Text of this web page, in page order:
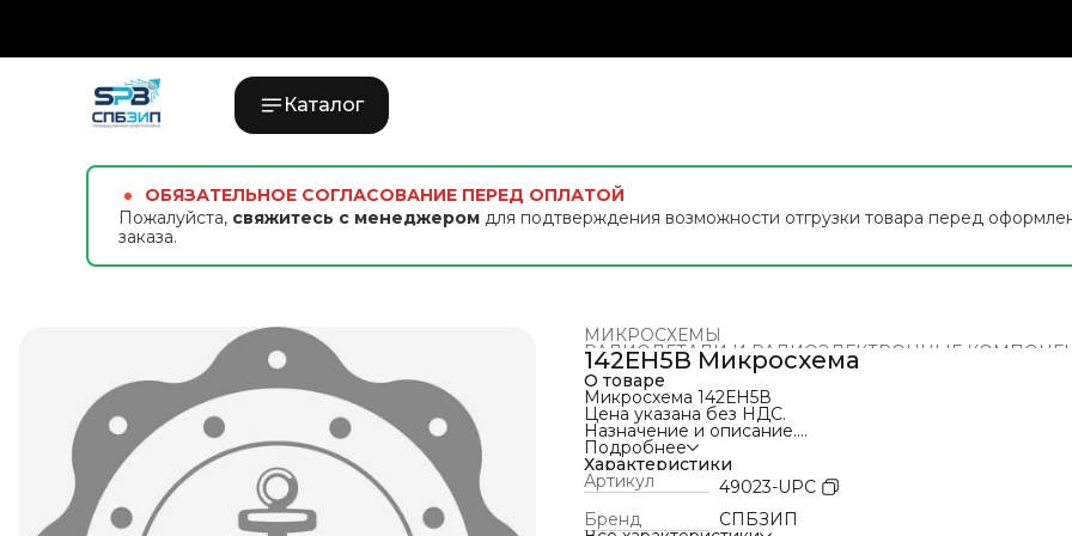
Каталог
ОБЯЗАТЕЛЬНОЕ СОГЛАСОВАНИЕ ПЕРЕД ОПЛАТОЙ
Пожалуйста, свяжитесь с менеджеромдля подтверждения возможности отгрузки товара перед
заказа.
МИКРОСХЕМЫ
РАДИОДЕТАЛИ И РАДИОЭЛЕКТРОННЫЕ
Главная ›
142ЕН5В Микросхема
О товаре
Микросхема 142ЕН5В
Цена указана без НДС.
Назначение и описание.
Микросхемы 142ЕН5В представляют собой мощные
стабилизаторы напряжения с фиксированными
напряжениями положительной полярности +5 В и током
нагрузки до 2 А.
Имеют встроенную защиту от короткого замыкания,
от перегрузок по току и от перегрева кристалла.
Подробнее
Характеристики
Артикул
49023-UPC
Бренд
СПБЗИП